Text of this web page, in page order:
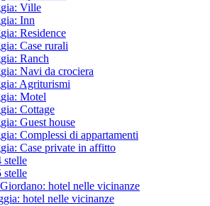
Ville
Inn
Residence
Case rurali
Ranch
Navi da crociera
Agriturismi
Motel
Cottage
Guest house
Complessi di appartamenti
Case private in affitto
stelle
stelle
hotel nelle vicinanze
hotel nelle vicinanze